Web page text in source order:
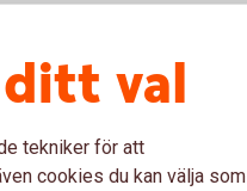
val
tekniker för att
cookies du kan välja som